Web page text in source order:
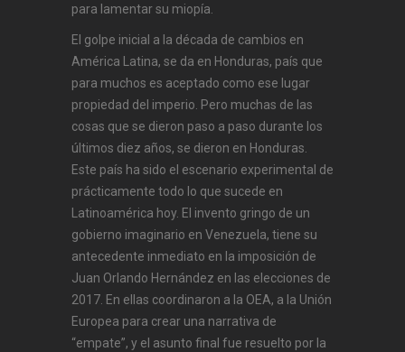
para lamentar su miopía.
El golpe inicial a la década de cambios en
América Latina, se da en Honduras, país que
para muchos es aceptado como ese lugar
propiedad del imperio. Pero muchas de las
cosas que se dieron paso a paso durante los
últimos diez años, se dieron en Honduras.
Este país ha sido el escenario experimental de
prácticamente todo lo que sucede en
Latinoamérica hoy. El invento gringo de un
gobierno imaginario en Venezuela, tiene su
antecedente inmediato en la imposición de
Juan Orlando Hernández en las elecciones de
2017. En ellas coordinaron a la OEA, a la Unión
Europea para crear una narrativa de
“empate”, y el asunto final fue resuelto por la